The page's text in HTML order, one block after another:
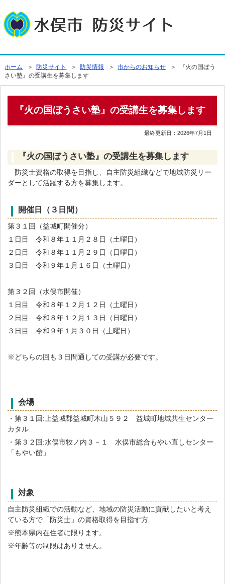
ホーム ＞ 防災サイト ＞ 防災情報 ＞市からのお知らせ ＞ 『火の国ぼう
さい塾』の受講生を募集します
『火の国ぼうさい塾』の受講生を募集します
最終更新日：2026年7月1日
『火の国ぼうさい塾』の受講生を募集します
防災士資格の取得を目指し、自主防災組織などで地域防災リー
ダーとして活躍する方を募集します。
開催日（３日間）
第３１回（益城町開催分）
１日目 令和８年１１月２８日（土曜日）
２日目 令和８年１１月２９日（日曜日）
３日目 令和９年１月１６日（土曜日）
第３２回（水俣市開催）
１日目 令和８年１２月１２日（土曜日）
２日目 令和８年１２月１３日（日曜日）
３日目 令和９年１月３０日（土曜日）
※どちらの回も３日間通しての受講が必要です。
会場
・第３１回:上益城郡益城町木山５９２ 益城町地域共生センター
カタル
・第３２回:水俣市牧ノ内３－１ 水俣市総合もやい直しセンター
「もやい館」
対象
自主防災組織での活動など、地域の防災活動に貢献したいと考え
ている方で「防災士」の資格取得を目指す方
※熊本県内在住者に限ります。
※年齢等の制限はありません。